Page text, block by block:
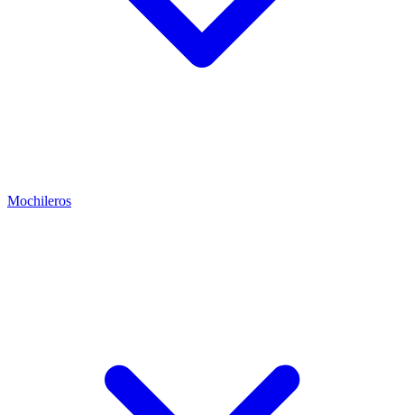
Mochileros